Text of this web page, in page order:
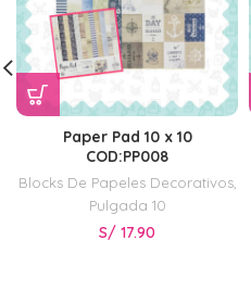
Paper Pad 10 x 10
COD:PP008
Blocks De Papeles Decorativos,
Pulgada 10
S/ 17.90